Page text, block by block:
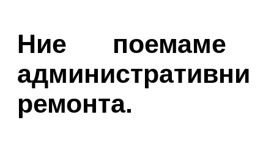
Ние поемаме
ремонта.